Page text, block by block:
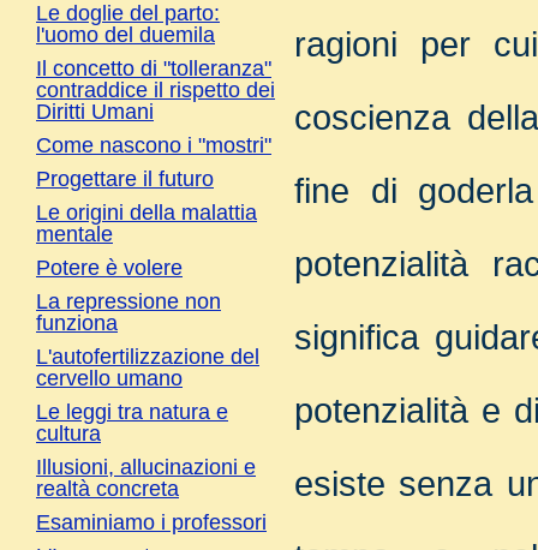
ragioni per
coscienza
fine di
potenzialità
significa
potenzialità e
esiste senza
Le doglie del parto:
l'uomo del duemila
Il concetto di "tolleranza"
contraddice il rispetto dei
Diritti Umani
Come nascono i "mostri"
Progettare il futuro
Le origini della malattia
mentale
Potere è volere
La repressione non
funziona
L'autofertilizzazione del
cervello umano
Le leggi tra natura e
cultura
Illusioni, allucinazioni e
realtà concreta
Esaminiamo i professori